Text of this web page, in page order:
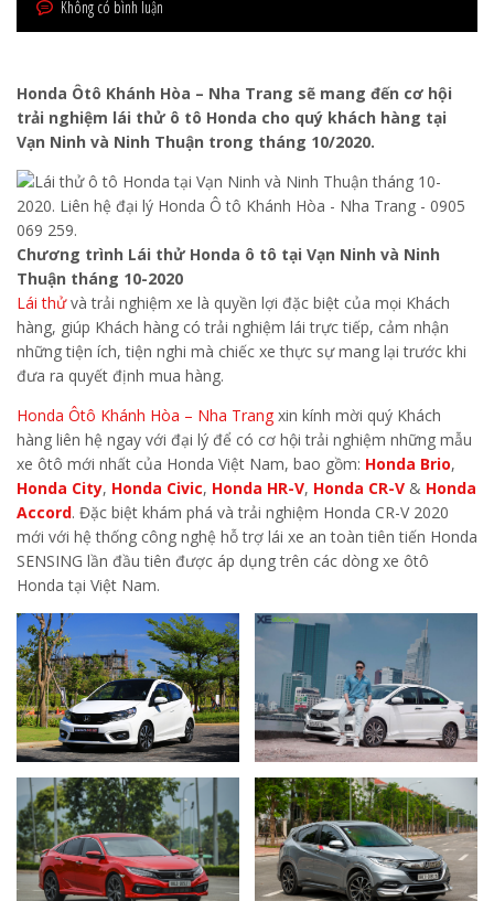
Không có bình luận
Honda Ôtô Khánh Hòa – Nha Trang sẽ mang đến cơ hội
trải nghiệm lái thử ô tô Honda cho quý khách hàng tại
Vạn Ninh và Ninh Thuận trong tháng 10/2020.
Chương trình Lái thử Honda ô tô tại Vạn Ninh và Ninh
Thuận tháng 10-2020
Lái thửvà trải nghiệm xe là quyền lợi đặc biệt của mọi Khách
hàng, giúp Khách hàng có trải nghiệm lái trực tiếp, cảm nhận
những tiện ích, tiện nghi mà chiếc xe thực sự mang lại trước khi
đưa ra quyết định mua hàng.
Honda Ôtô Khánh Hòa – Nha Trang xin kính mời quý Khách
hàng liên hệ ngay với đại lý để có cơ hội trải nghiệm những mẫu
xe ôtô mới nhất của Honda Việt Nam, bao gồm: Honda Brio,
Honda City, Honda Civic, Honda HR-V, Honda CR-V & Honda
Accord. Đặc biệt khám phá và trải nghiệm Honda CR-V 2020
mới với hệ thống công nghệ hỗ trợ lái xe an toàn tiên tiến Honda
SENSING lần đầu tiên được áp dụng trên các dòng xe ôtô
Honda tại Việt Nam.